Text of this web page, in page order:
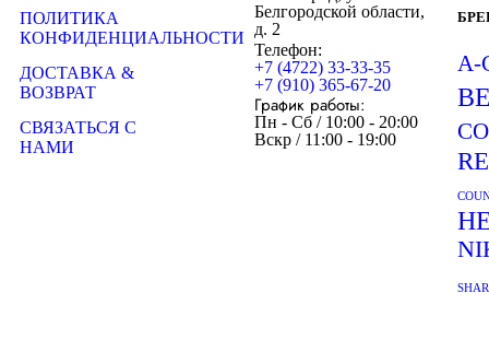
ПОЛИТИКА
КОНФИДЕНЦИАЛЬНОСТИ
ДОСТАВКА &
ВОЗВРАТ
СВЯЗАТЬСЯ С
НАМИ
Белгородской области,
д. 2
Телефон:
+7 (4722) 33-33-35
+7 (910) 365-67-20
График работы:
Пн - Сб / 10:00 - 20:00
Вскр / 11:00 - 19:00
A-